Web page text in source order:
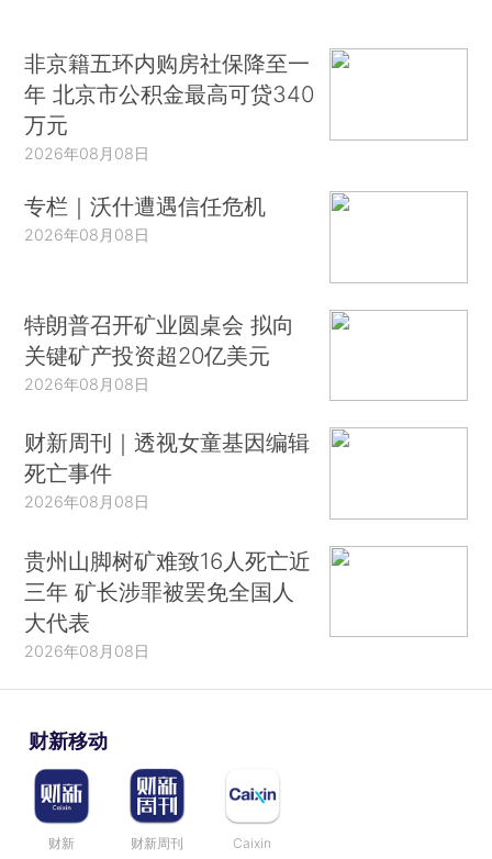
非京籍五环内购房社保降至一
年 北京市公积金最高可贷340
万元
2026年08月08日
专栏｜沃什遭遇信任危机
2026年08月08日
特朗普召开矿业圆桌会 拟向
关键矿产投资超20亿美元
2026年08月08日
财新周刊｜透视女童基因编辑
死亡事件
2026年08月08日
贵州山脚树矿难致16人死亡近
三年 矿长涉罪被罢免全国人
大代表
2026年08月08日
财新移动
财新 财新周刊 Caixin